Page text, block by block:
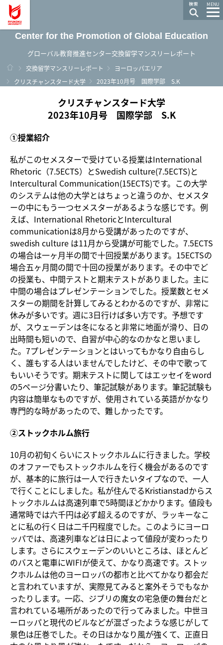
MENU
Center for the Promotion of Global Education
グローバル教育推進センター交換留学マンスリーレポート
ホーム
交換留学マンスリーレポート
ヨーロッパエリア
クリスチャンスタード大学
2023年10月号 国際学部 S.K
クリスチャンスタード大学
2023年10月号 国際学部 S.K
①授業紹介
私がこのセメスターで受けている授業はInternational
Rhetoric（7.5ECTS）とSwedish culture(7.5ECTS)と
Intercultural Communication(15ECTS)です。この大学
のシステムは他の大学とはちょっと違うのか、セメスタ
ーの中にもう一つセメスターがあるような感じです。例
えば、International RhetoricとIntercultural
communicationは8月から受講があったのですが、
swedish culture は11月から受講が可能でした。7.5ECTS
の場合は一ヶ月半の間で十回授業があります。15ECTSの
場合五ヶ月間の間で十回の授業があります。その中でど
の授業も、中間テストと期末テストがありました。主に
中間の場合はプレゼンテーションでした。授業数とセメ
スターの期間を計算してみるとわかるのですが、非常に
休みが多いです。週に3日行けば多い方です。予想です
が、スウェーデンは冬になると非常に地面が滑り、日の
出時間も短いので、自習が中心的なのかなと思いまし
た。7プレゼンテーションとはいってもかなり自由らし
く、誰もする人はいませんでしたけど、その中で歌って
もいいそうです。期末テストに関してはエッセイをword
の5ページ分書いたり、筆記試験があります。筆記試験も
内容は簡単なものですが、使用されている英語がかなり
専門的な時があったので、難しかったです。
②ストックホルム旅行
10月の初旬くらいにストックホルムに行きました。学校
のオファーでもストックホルムを行く機会があるのです
が、基本的に旅行は一人で行きたいタイプなので、一人
で行くことにしました。私が住んでるKristianstadからス
トックホルムは高速列車で5時間ほどかかります。値段も
通常時では六千円は必ず超えるのですが、ラッキーなこ
とに私の行く日は二千円程度でした。このようにヨーロ
ッパでは、高速列車などは日によって値段が変わったり
します。さらにスウェーデンのいいところは、ほとんど
のバスと電車にWIFIが使えて、かなり高速です。ストッ
クホルムは他のヨーロッパの都市と比べてかなり都会だ
と言われていますが、実際見てみると案外そうでもなか
ったりします。一応、ジブリの魔女の宅急便の舞台だと
言われている場所があったので行ってみました。中世ヨ
ーロッパと現代のビルなどが混ざったような感じがして
景色は圧巻でした。その日はかなり風が強くて、正直日